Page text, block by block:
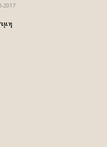
2017